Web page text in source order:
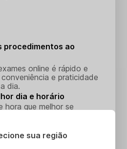
procedimentos ao
online é rápido e
e praticidade
dia.
dia e horário
hora que melhor se
sua região